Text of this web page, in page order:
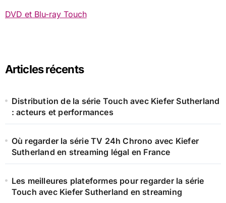
e
DVD et Blu-ray Touch
Articles récents
Distribution de la série Touch avec Kiefer Sutherland
: acteurs et performances
Où regarder la série TV 24h Chrono avec Kiefer
Sutherland en streaming légal en France
Les meilleures plateformes pour regarder la série
Touch avec Kiefer Sutherland en streaming